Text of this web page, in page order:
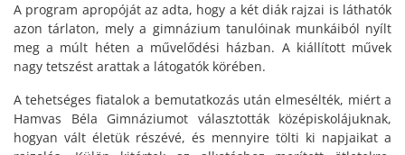
A program apropóját az adta, hogy a két diák rajzai is láthatók
azon tárlaton, mely a gimnázium tanulóinak munkáiból nyílt
meg a múlt héten a művelődési házban. A kiállított művek
nagy tetszést arattak a látogatók körében.
A tehetséges fiatalok a bemutatkozás után elmesélték, miért a
Hamvas Béla Gimnáziumot választották középiskolájuknak,
hogyan vált életük részévé, és mennyire tölti ki napjaikat a